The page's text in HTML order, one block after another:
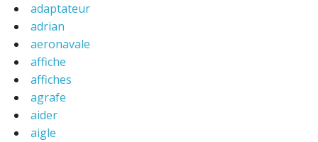
adaptateur
adrian
aeronavale
affiche
affiches
agrafe
aider
aigle